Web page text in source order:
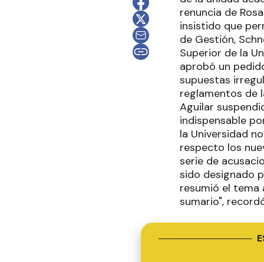
renuncia de
insistido que
de Gestión,
Superior de la
aprobó un
supuestas
reglamentos de
Aguilar
indispensable
la Universidad
respecto los
serie de
sido designado
resumió el tema
sumario",